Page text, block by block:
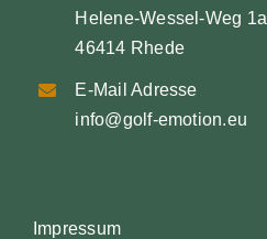
Helene-Wessel-Weg 1a
46414 Rhede
E-Mail Adresse
info@golf-emotion.eu
Impressum